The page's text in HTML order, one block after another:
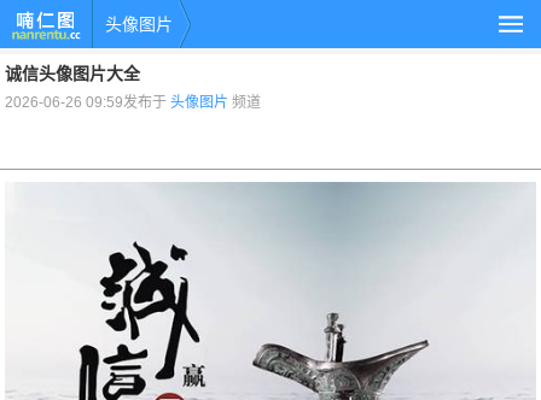
头像图片
诚信头像图片大全
2026-06-26 09:59发布于头像图片 频道